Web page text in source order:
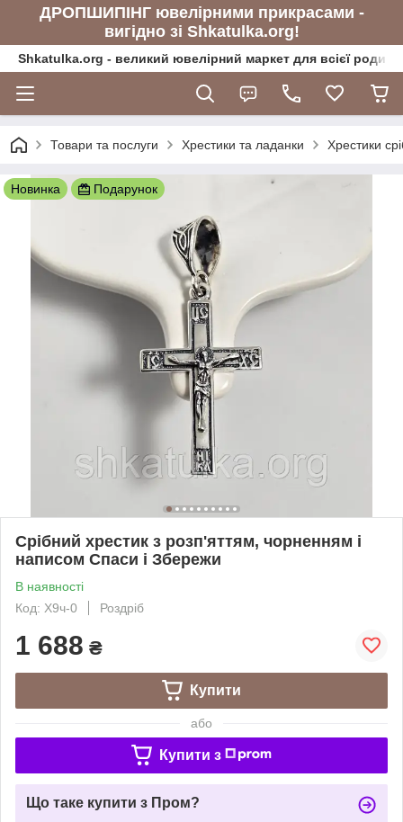
ДРОПШИПІНГ ювелірними прикрасами -
вигідно зі Shkatulka.org!
Shkatulka.org - великий ювелірний маркет для всієї
Товари та послуги Хрестики та ладанки Хрестики
Новинка Подарунок
Срібний хрестик з розп'яттям, чорненням і
написом Спаси і Збережи
В наявності
Код: Х9ч-0
Роздріб
1 688 ₴
Купити
або
Купити з
Що таке купити з Пром?